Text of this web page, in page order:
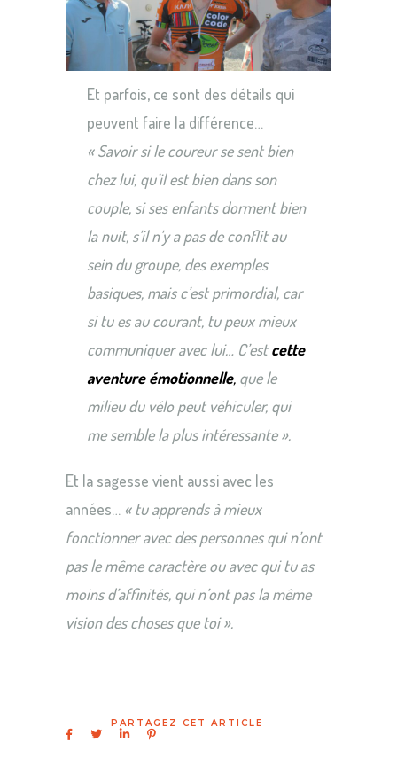
Et parfois, ce sont des détails qui
peuvent faire la différence…
« Savoir si le coureur se sent bien
chez lui, qu’il est bien dans son
couple, si ses enfants dorment bien
la nuit, s’il n’y a pas de conflit au
sein du groupe, des exemples
basiques, mais c’est primordial, car
si tu es au courant, tu peux mieux
communiquer avec lui… C’estcette
aventure émotionnelle, que le
milieu du vélo peut véhiculer, qui
me semble la plus intéressante ».
Et la sagesse vient aussi avec les
années… « tu apprends à mieux
fonctionner avec des personnes qui n’ont
pas le même caractère ou avec qui tu as
moins d’affinités, qui n’ont pas la même
vision des choses que toi ».